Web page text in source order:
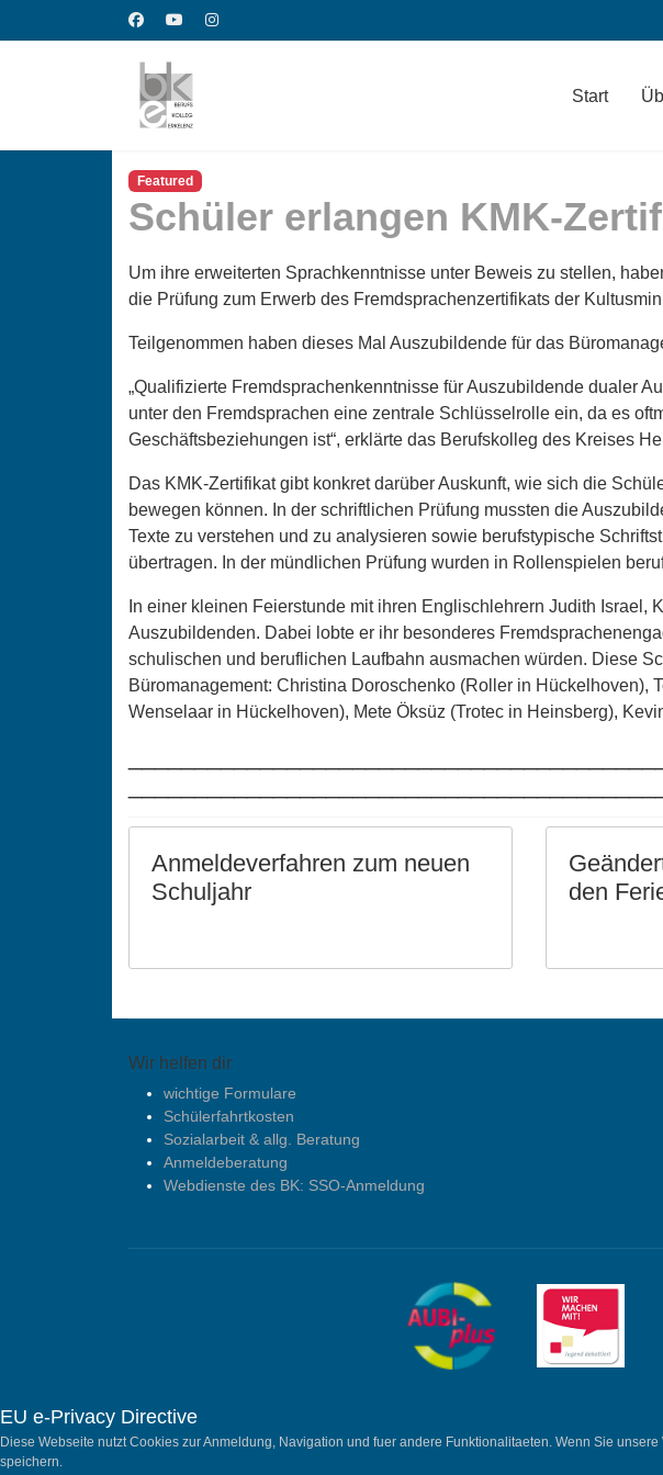
Start
Featured
Schüler erlangen KMK-
Um ihre erweiterten Sprachkenntnisse unter Beweis zu stellen,
die Prüfung zum Erwerb des Fremdsprachenzertifikats der
Teilgenommen haben dieses Mal Auszubildende für das
„Qualifizierte Fremdsprachenkenntnisse für Auszubildende dualer
unter den Fremdsprachen eine zentrale Schlüsselrolle ein, da es
Geschäftsbeziehungen ist“, erklärte das Berufskolleg des Kreises
Das KMK-Zertifikat gibt konkret darüber Auskunft, wie sich die
bewegen können. In der schriftlichen Prüfung mussten die
Texte zu verstehen und zu analysieren sowie berufstypische
übertragen. In der mündlichen Prüfung wurden in Rollenspielen
In einer kleinen Feierstunde mit ihren Englischlehrern Judith
Auszubildenden. Dabei lobte er ihr besonderes
schulischen und beruflichen Laufbahn ausmachen würden. Diese
Büromanagement: Christina Doroschenko (Roller in Hückelhoven),
Wenselaar in Hückelhoven), Mete Öksüz (Trotec in Heinsberg),
Anmeldeverfahren zum neuen
Schuljahr
den
Wir helfen dir
wichtige Formulare
Schülerfahrtkosten
Sozialarbeit & allg. Beratung
Anmeldeberatung
Webdienste des BK: SSO-Anmeldung
EU e-Privacy Directive
Diese Webseite nutzt Cookies zur Anmeldung, Navigation und fuer andere Funktionalitaeten. Wenn Sie
speichern.